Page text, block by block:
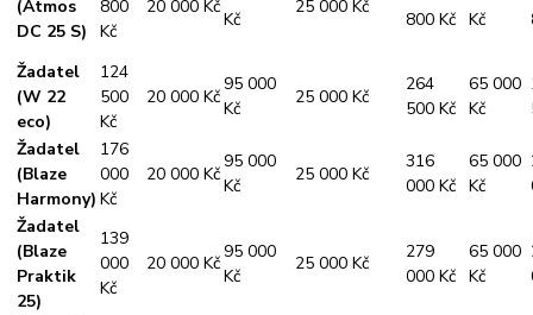
(Atmos
DC 25 S)
800
Kč
20 000 Kč
Kč
25 000 Kč
800 Kč Kč
Žadatel
(W 22
eco)
124
500
Kč
20 000 Kč
95 000
Kč
25 000 Kč
264
500 Kč
65 000
Kč
Žadatel
(Blaze
Harmony)
176
000
Kč
20 000 Kč
95 000
Kč
25 000 Kč
316
000 Kč
65 000
Kč
Žadatel
(Blaze
Praktik
25)
139
000
Kč
20 000 Kč
95 000
Kč
25 000 Kč
279
000 Kč
65 000
Kč